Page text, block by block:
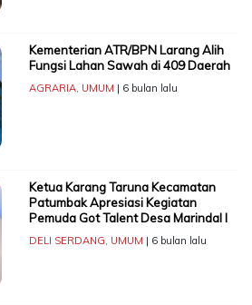
Kementerian ATR/BPN Larang Alih
Fungsi Lahan Sawah di 409 Daerah
AGRARIA, UMUM | 6 bulan lalu
Ketua Karang Taruna Kecamatan
Patumbak Apresiasi Kegiatan
Pemuda Got Talent Desa Marindal I
DELI SERDANG, UMUM | 6 bulan lalu